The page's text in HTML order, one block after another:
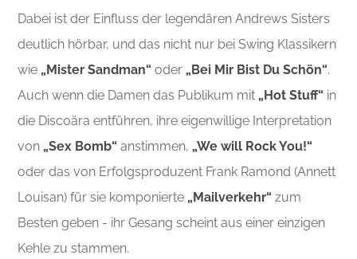
Dabei ist der Einfluss der legendären Andrews Sisters
deutlich hörbar, und das nicht nur bei Swing Klassikern
wie „Mister Sandman“ oder „Bei Mir Bist Du Schön“.
Auch wenn die Damen das Publikum mit „Hot Stuff“ in
die Discoära entführen, ihre eigenwillige Interpretation
von „Sex Bomb“ anstimmen, „We will Rock You!“
oder das von Erfolgsproduzent Frank Ramond (Annett
Louisan) für sie komponierte „Mailverkehr“ zum
Besten geben - ihr Gesang scheint aus einer einzigen
Kehle zu stammen.